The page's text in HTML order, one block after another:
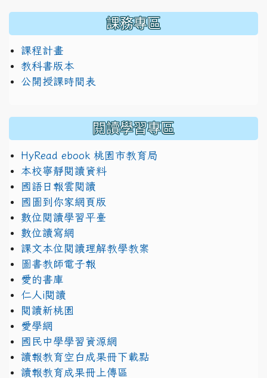
課務專區
課程計畫
教科書版本
公開授課時間表
閱讀學習專區
HyRead ebook 桃園市教育局
本校寧靜閱讀資料
國語日報雲閱讀
國圖到你家網頁版
數位閱讀學習平臺
數位讀寫網
課文本位閱讀理解教學教案
圖書教師電子報
愛的書庫
仁人i閱讀
閱讀新桃園
愛學網
國民中學學習資源網
讀報教育空白成果冊下載點
讀報教育成果冊上傳區